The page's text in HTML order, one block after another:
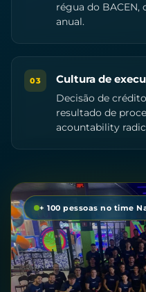
régua do
anual.
03 Cultura de
Decisão de
resultado de
acountability
+ 100 pessoas no time